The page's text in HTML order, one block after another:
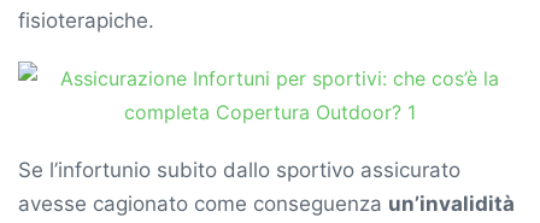
fisioterapiche.
Se l’infortunio subito dallo sportivo assicurato
avesse cagionato come conseguenza un’invalidità